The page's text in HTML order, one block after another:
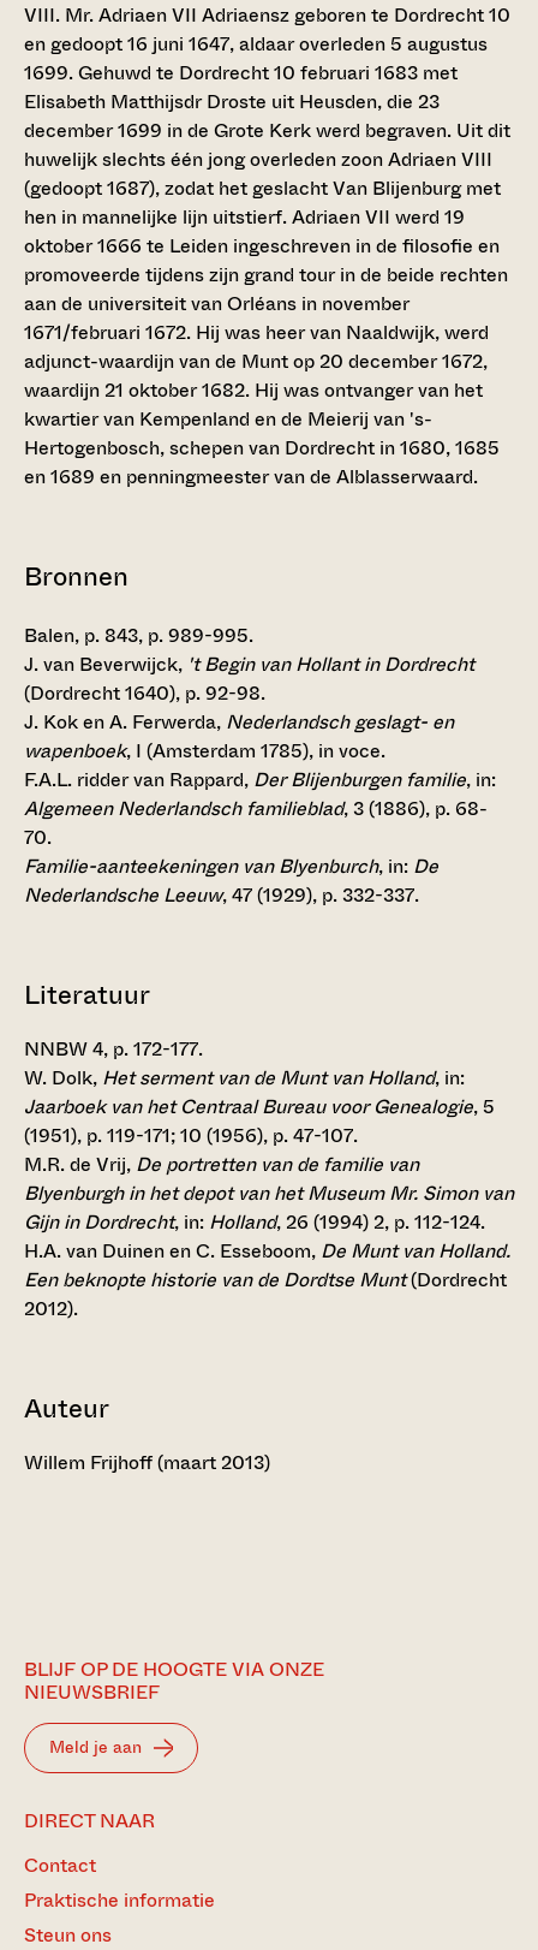
VIII. Mr. Adriaen VII Adriaensz geboren te Dordrecht 10
en gedoopt 16 juni 1647, aldaar overleden 5 augustus
1699. Gehuwd te Dordrecht 10 februari 1683 met
Elisabeth Matthijsdr Droste uit Heusden, die 23
december 1699 in de Grote Kerk werd begraven. Uit dit
huwelijk slechts één jong overleden zoon Adriaen VIII
(gedoopt 1687), zodat het geslacht Van Blijenburg met
hen in mannelijke lijn uitstierf. Adriaen VII werd 19
oktober 1666 te Leiden ingeschreven in de filosofie en
promoveerde tijdens zijn grand tour in de beide rechten
aan de universiteit van Orléans in november
1671/februari 1672. Hij was heer van Naaldwijk, werd
adjunct-waardijn van de Munt op 20 december 1672,
waardijn 21 oktober 1682. Hij was ontvanger van het
kwartier van Kempenland en de Meierij van 's-
Hertogenbosch, schepen van Dordrecht in 1680, 1685
en 1689 en penningmeester van de Alblasserwaard.
Bronnen
Balen, p. 843, p. 989-995.
J. van Beverwijck, 't Begin van Hollant in Dordrecht
(Dordrecht 1640), p. 92-98.
J. Kok en A. Ferwerda, Nederlandsch geslagt- en
wapenboek, I (Amsterdam 1785), in voce.
F.A.L. ridder van Rappard, Der Blijenburgen familie, in:
Algemeen Nederlandsch familieblad, 3 (1886), p. 68-
70.
Familie-aanteekeningen van Blyenburch, in: De
Nederlandsche Leeuw, 47 (1929), p. 332-337.
Literatuur
NNBW 4, p. 172-177.
W. Dolk, Het serment van de Munt van Holland, in:
Jaarboek van het Centraal Bureau voor Genealogie, 5
(1951), p. 119-171; 10 (1956), p. 47-107.
M.R. de Vrij, De portretten van de familie van
Blyenburgh in het depot van het Museum Mr. Simon van
Gijn in Dordrecht, in: Holland, 26 (1994) 2, p. 112-124.
H.A. van Duinen en C. Esseboom, De Munt van Holland.
Een beknopte historie van de Dordtse Munt(Dordrecht
2012).
Auteur
Willem Frijhoff (maart 2013)
BLIJF OP DE HOOGTE VIA ONZE
NIEUWSBRIEF
Meld je aan
DIRECT NAAR
Contact
Praktische informatie
Steun ons